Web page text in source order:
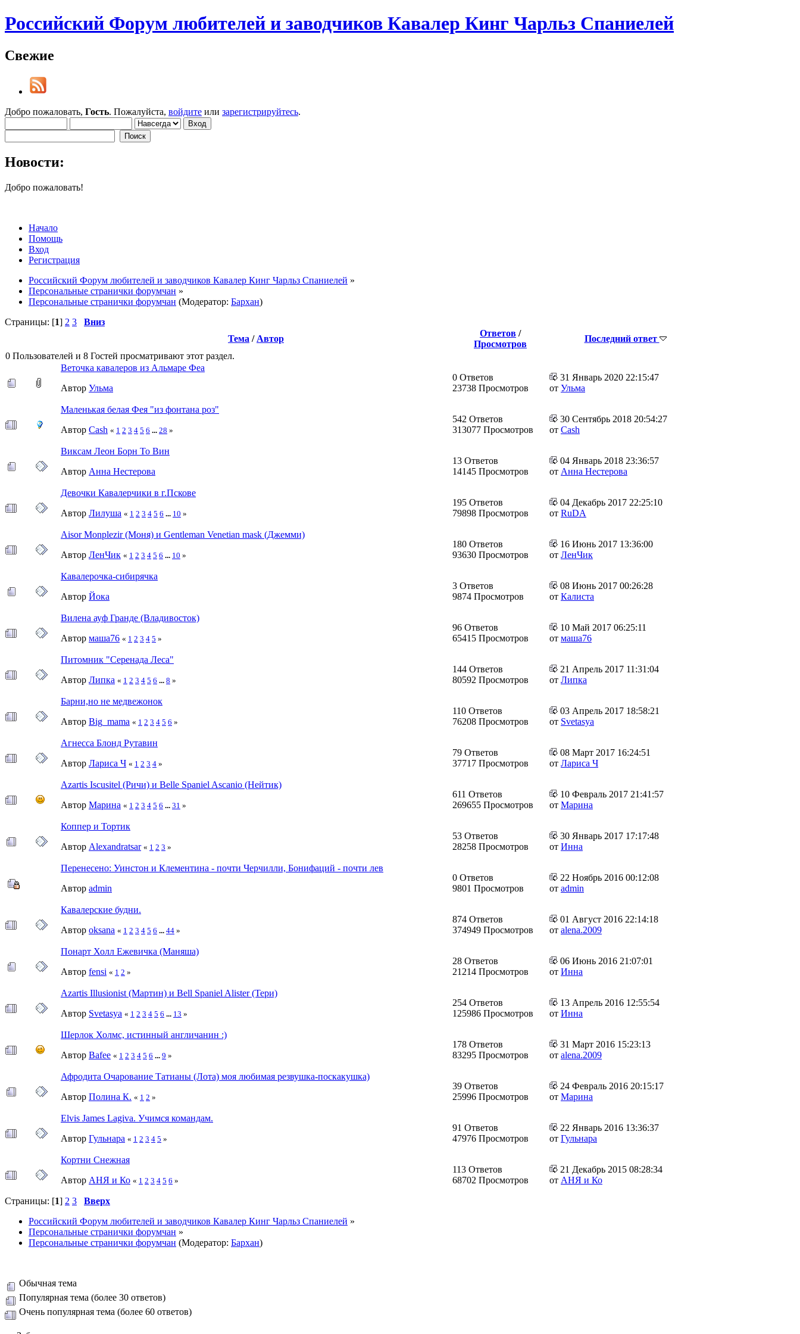
Российский Форум любителей и заводчиков Кавалер Кинг Чарльз Спаниелей
Свежие
Добро пожаловать, Гость. Пожалуйста, войдите или зарегистрируйтесь.
Новости:
Добро пожаловать!
Начало
Помощь
Вход
Регистрация
Российский Форум любителей и заводчиков Кавалер Кинг Чарльз Спаниелей »
Персональные странички форумчан »
Персональные странички форумчан (Модератор: Бархан)
Страницы: [1] 2 3
Вниз
Тема / Автор
Ответов /
Просмотров
Последний ответ
0 Пользователей и 8 Гостей просматривают этот раздел.
Веточка кавалеров из Альмаре Феа
Автор Ульма
0 Ответов
23738 Просмотров
31 Январь 2020 22:15:47
от Ульма
Маленькая белая Фея "из фонтана роз"
Автор Cash « 1 2 3 4 5 6 ... 28 »
542 Ответов
313077 Просмотров
30 Сентябрь 2018 20:54:27
от Cash
Виксам Леон Борн То Вин
Автор Анна Нестерова
13 Ответов
14145 Просмотров
04 Январь 2018 23:36:57
от Анна Нестерова
Девочки Кавалерчики в г.Пскове
Автор Лилуша « 1 2 3 4 5 6 ... 10 »
195 Ответов
79898 Просмотров
04 Декабрь 2017 22:25:10
от RuDA
Aisor Monplezir (Моня) и Gentleman Venetian mask (Джемми)
Автор ЛенЧик « 1 2 3 4 5 6 ... 10 »
180 Ответов
93630 Просмотров
16 Июнь 2017 13:36:00
от ЛенЧик
Кавалерочка-сибирячка
Автор Йока
3 Ответов
9874 Просмотров
08 Июнь 2017 00:26:28
от Калиста
Вилена ауф Гранде (Владивосток)
Автор маша76 « 1 2 3 4 5 »
96 Ответов
65415 Просмотров
10 Май 2017 06:25:11
от маша76
Питомник "Серенада Леса"
Автор Липка « 1 2 3 4 5 6 ... 8 »
144 Ответов
80592 Просмотров
21 Апрель 2017 11:31:04
от Липка
Барни,но не медвежонок
Автор Big_mama « 1 2 3 4 5 6 »
110 Ответов
76208 Просмотров
03 Апрель 2017 18:58:21
от Svetasya
Агнесса Блонд Рутавин
Автор Лариса Ч « 1 2 3 4 »
79 Ответов
37717 Просмотров
08 Март 2017 16:24:51
от Лариса Ч
Azartis Iscusitel (Ричи) и Belle Spaniel Ascanio (Нейтик)
Автор Марина « 1 2 3 4 5 6 ... 31 »
611 Ответов
269655 Просмотров
10 Февраль 2017 21:41:57
от Марина
Коппер и Тортик
Автор Alexandratsar « 1 2 3 »
53 Ответов
28258 Просмотров
30 Январь 2017 17:17:48
от Инна
Перенесено: Уинстон и Клементина - почти Черчилли, Бонифаций - почти лев
Автор admin
0 Ответов
9801 Просмотров
22 Ноябрь 2016 00:12:08
от admin
Кавалерские будни.
Автор oksana « 1 2 3 4 5 6 ... 44 »
874 Ответов
374949 Просмотров
01 Август 2016 22:14:18
от alena.2009
Понарт Холл Ежевичка (Маняша)
Автор fensi « 1 2 »
28 Ответов
21214 Просмотров
06 Июнь 2016 21:07:01
от Инна
Azartis Illusionist (Мартин) и Bell Spaniel Alister (Тери)
Автор Svetasya « 1 2 3 4 5 6 ... 13 »
254 Ответов
125986 Просмотров
13 Апрель 2016 12:55:54
от Инна
Шерлок Холмс, истинный англичанин :)
Автор Bafee « 1 2 3 4 5 6 ... 9 »
178 Ответов
83295 Просмотров
31 Март 2016 15:23:13
от alena.2009
Афродита Очарование Татианы (Лота) моя любимая резвушка-поскакушка)
Автор Полина К. « 1 2 »
39 Ответов
25996 Просмотров
24 Февраль 2016 20:15:17
от Марина
Elvis James Lagiva. Учимся командам.
Автор Гульнара « 1 2 3 4 5 »
91 Ответов
47976 Просмотров
22 Январь 2016 13:36:37
от Гульнара
Кортни Снежная
Автор АНЯ и Ко « 1 2 3 4 5 6 »
113 Ответов
68702 Просмотров
21 Декабрь 2015 08:28:34
от АНЯ и Ко
Страницы: [1] 2 3
Вверх
Российский Форум любителей и заводчиков Кавалер Кинг Чарльз Спаниелей »
Персональные странички форумчан »
Персональные странички форумчан (Модератор: Бархан)
Обычная тема
Популярная тема (более 30 ответов)
Очень популярная тема (более 60 ответов)